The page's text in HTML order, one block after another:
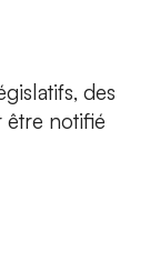
des
être notifié